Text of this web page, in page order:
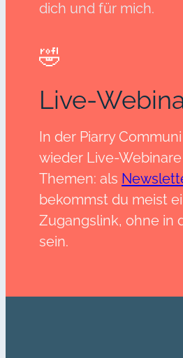
dich und für mich.
🤣
Live-
In der Piarry
wieder Live-
Themen: als
bekommst du meist
Zugangslink, ohne in
sein.